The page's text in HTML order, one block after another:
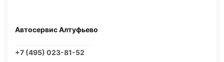
Автосервис Алтуфьево
+7 (495) 023-81-52